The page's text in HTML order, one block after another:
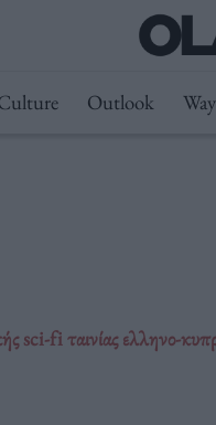
Outlook
sci-fi ταινίας ελληνο-